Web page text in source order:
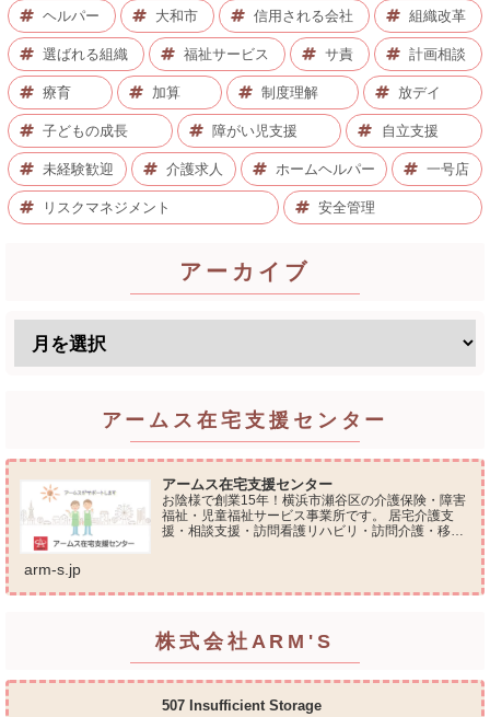
ヘルパー 大和市 信用される会社 組織改革
選ばれる組織 福祉サービス サ責 計画相談
療育 加算 制度理解 放デイ
子どもの成長 障がい児支援 自立支援
未経験歓迎 介護求人 ホームヘルパー 一号店
リスクマネジメント 安全管理
アーカイブ
アームス在宅支援センター
アームス在宅支援センター
お陰様で創業15年！横浜市瀬谷区の介護保険・障害
福祉・児童福祉サービス事業所です。 居宅介護支
援・相談支援・訪問看護リハビリ・訪問介護・移動
arm-s.jp
株式会社ARM'S
507 Insufficient Storage